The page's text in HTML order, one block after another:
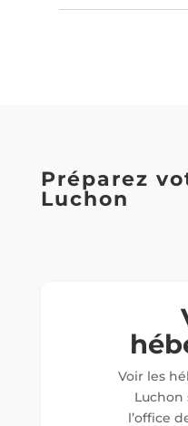
Préparez
Luchon
Voir les
l’office